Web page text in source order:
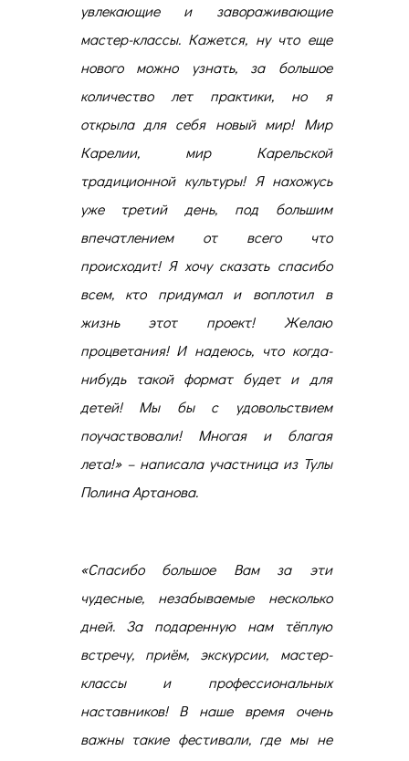
увлекающие и завораживающие
мастер-классы. Кажется, ну что еще
нового можно узнать, за большое
количество лет практики, но я
открыла для себя новый мир! Мир
Карелии, мир Карельской
традиционной культуры! Я нахожусь
уже третий день, под большим
впечатлением от всего что
происходит! Я хочу сказать спасибо
всем, кто придумал и воплотил в
жизнь этот проект! Желаю
процветания! И надеюсь, что когда-
нибудь такой формат будет и для
детей! Мы бы с удовольствием
поучаствовали! Многая и благая
лета!» – написала участница из Тулы
Полина Артанова.
«Спасибо большое Вам за эти
чудесные, незабываемые несколько
дней.За подаренную нам тёплую
встречу, приём, экскурсии, мастер-
классы и профессиональных
наставников! В наше время очень
важны такие фестивали, где мы не